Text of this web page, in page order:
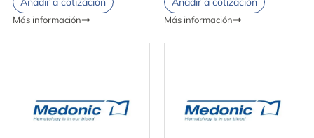
Más información Más información